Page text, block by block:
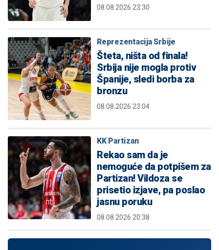
08.08.2026 23:30
Reprezentacija Srbije
Šteta, ništa od finala!
Srbija nije mogla protiv
Španije, sledi borba za
bronzu
08.08.2026 23:04
KK Partizan
Rekao sam da je
nemoguće da potpišem za
Partizan! Vildoza se
prisetio izjave, pa poslao
jasnu poruku
08.08.2026 20:38